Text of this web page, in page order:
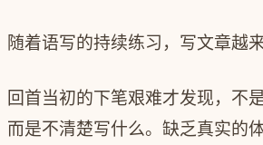
随着语写的持续练习，写文章越来
回首当初的下笔艰难才发现，不
而是不清楚写什么。缺乏真实的